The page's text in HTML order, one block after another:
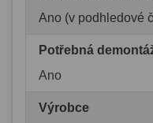
Ano (v podhledové
Potřebná
Ano
Výrobce